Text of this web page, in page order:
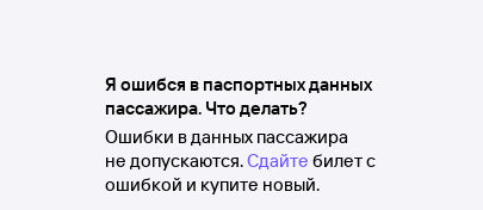
Я ошибся в паспортных данных
пассажира. Что делать?
Ошибки в данных пассажира
не допускаются.Сдайте билет с
ошибкой и купите новый.